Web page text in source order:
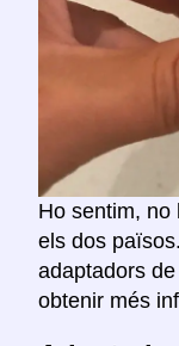
Ho sentim, no
els dos
adaptadors
obtenir més